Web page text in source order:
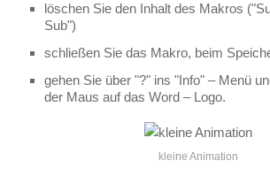
löschen Sie den Inhalt des Makros
Sub")
schließen Sie das Makro, beim
gehen Sie über "?" ins "Info" – Menü
der Maus auf das Word – Logo.
kleine Animation